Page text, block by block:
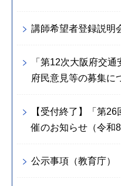
講師希望者登録説明
「第12次大阪府交
府民意見等の募集に
【受付終了】「第
催のお知らせ（令和
公示事項（教育庁）